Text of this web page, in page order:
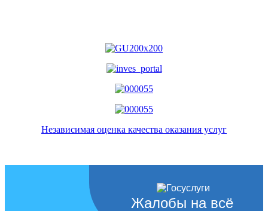
Независимая оценка качества оказания услуг
Жалобы на всё